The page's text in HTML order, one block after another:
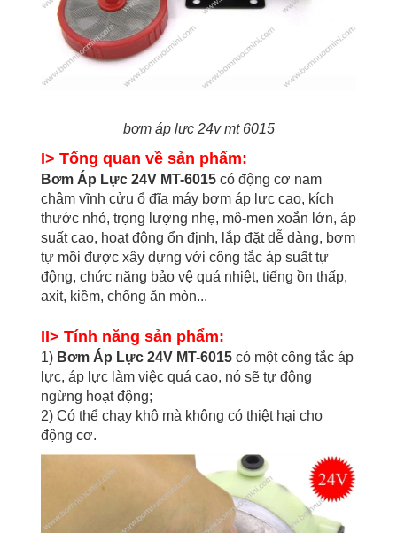
bơm áp lực 24v mt 6015
I> Tổng quan về sản phẩm:
Bơm Áp Lực 24V MT-6015 có động cơ nam
châm vĩnh cửu ổ đĩa máy bơm áp lực cao, kích
thước nhỏ, trọng lượng nhẹ, mô-men xoắn lớn, áp
suất cao, hoạt động ổn định, lắp đặt dễ dàng, bơm
tự mồi được xây dựng với công tắc áp suất tự
động, chức năng bảo vệ quá nhiệt, tiếng ồn thấp,
axit, kiềm, chống ăn mòn...
II> Tính năng sản phẩm:
1) Bơm Áp Lực 24V MT-6015 có một công tắc áp
lực, áp lực làm việc quá cao, nó sẽ tự động
ngừng hoạt động;
2) Có thể chạy khô mà không có thiệt hại cho
động cơ.